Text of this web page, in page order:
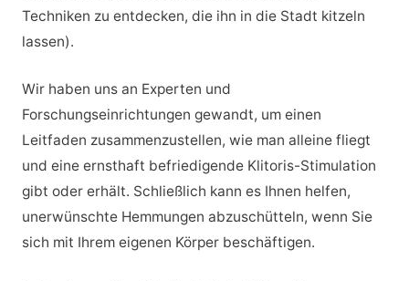
Techniken zu entdecken, die ihn in die Stadt kitzeln
lassen).
Wir haben uns an Experten und
Forschungseinrichtungen gewandt, um einen
Leitfaden zusammenzustellen, wie man alleine fliegt
und eine ernsthaft befriedigende Klitoris-Stimulation
gibt oder erhält. Schließlich kann es Ihnen helfen,
unerwünschte Hemmungen abzuschütteln, wenn Sie
sich mit Ihrem eigenen Körper beschäftigen.